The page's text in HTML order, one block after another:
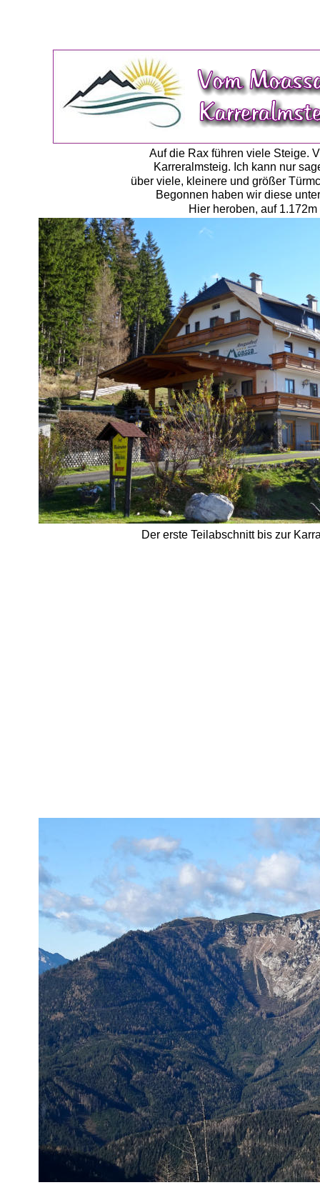
Auf die Rax führen viele Steige.
Karreralmsteig. Ich kann nur
über viele, kleinere und größer
Begonnen haben wir diese
Hier heroben, auf
Der erste Teilabschnitt bis zur